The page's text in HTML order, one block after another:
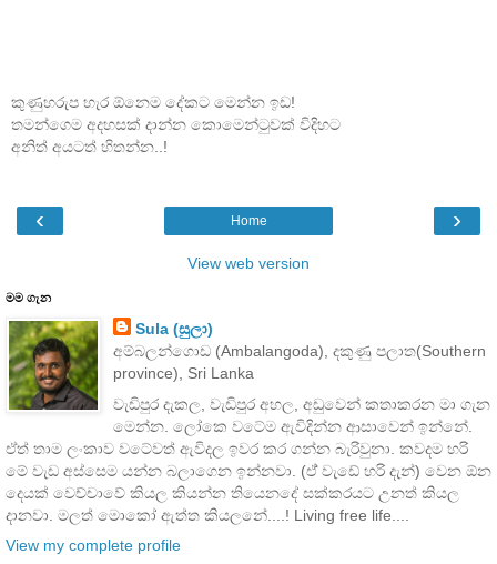
කුණුහරුප හැර ඕනෙම දේකට මෙන්න ඉඩ!
තමන්ගෙම අදහසක් දාන්න කොමෙන්ටුවක් විදිහට
අනිත් අයටත් හිතන්න..!
‹ ›
Home
View web version
මම ගැන
Sula (සුලා)
අම්බලන්ගොඩ (Ambalangoda), දකුණු පලාත(Southern
province), Sri Lanka
වැඩිපුර දැකල, වැඩිපුර අහල, අඩුවෙන් කතාකරන මා ගැන
මෙන්න. ලෝකෙ වටේම ඇවිදින්න ආසාවෙන් ඉන්නේ.
ඒත් තාම ලංකාව වටේවත් ඇවිදල ඉවර කර ගන්න බැරිවුනා. කවදම හරි
මේ වැඩ අස්සෙම යන්න බලාගෙන ඉන්නවා. (ඒ් වැඩේ හරි දැන්) වෙන ඕන
දෙයක් වෙච්චාවේ කියල කියන්න තියෙනදේ සක්කරයට උනත් කියල
දානවා. මලත් මොකෝ ඇත්ත කියලනේ....! Living free life....
View my complete profile